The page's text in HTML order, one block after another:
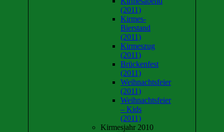
(2011)
Kirmes-
Bierstand
(2011)
Kirmeszug
(2011)
Brückenfest
(2011)
Weihnachtsfeier
(2011)
Weihnachtsfeier
– Kids
(2011)
Kirmesjahr 2010